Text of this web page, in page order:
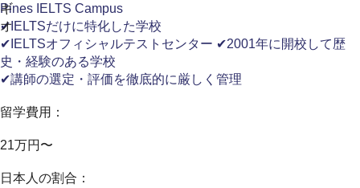
ギ
オ
Pines IELTS Campus
✔IELTSだけに特化した学校
✔IELTSオフィシャルテストセンター ✔2001年に開校して歴
史・経験のある学校
✔講師の選定・評価を徹底的に厳しく管理
留学費用：
21万円〜
日本人の割合：